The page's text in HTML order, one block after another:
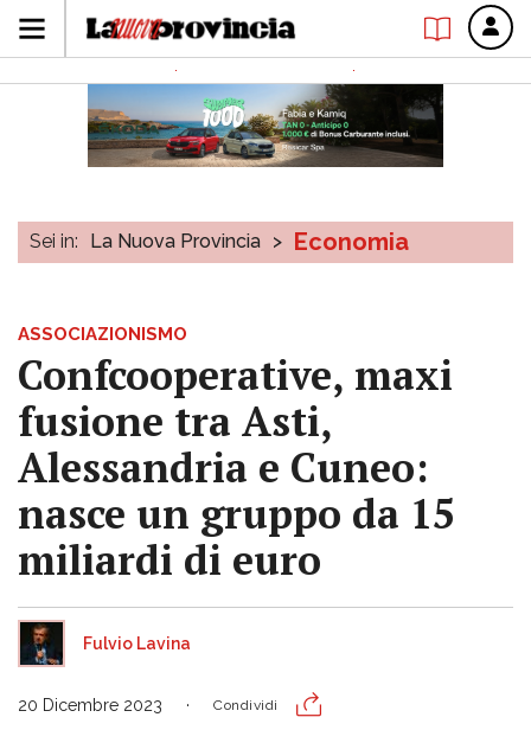
Sei in: La Nuova Provincia > Economia
ASSOCIAZIONISMO
Confcooperative, maxi
fusione tra Asti,
Alessandria e Cuneo:
nasce un gruppo da 15
miliardi di euro
Fulvio Lavina
20 Dicembre 2023 Condividi